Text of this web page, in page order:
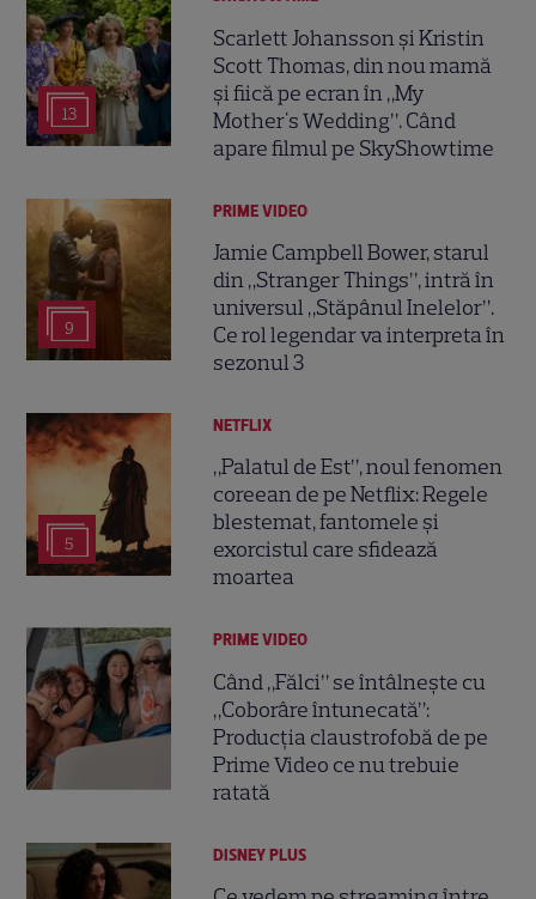
13
Scarlett Johansson și Kristin
Scott Thomas, din nou mamă
și fiică pe ecran în „My
Mother's Wedding”. Când
apare filmul pe SkyShowtime
9
PRIME VIDEO
Jamie Campbell Bower, starul
din „Stranger Things”, intră în
universul „Stăpânul Inelelor”.
Ce rol legendar va interpreta în
sezonul 3
5
NETFLIX
„Palatul de Est”, noul fenomen
coreean de pe Netflix: Regele
blestemat, fantomele și
exorcistul care sfidează
moartea
PRIME VIDEO
Când „Fălci” se întâlnește cu
„Coborâre întunecată”:
Producția claustrofobă de pe
Prime Video ce nu trebuie
ratată
DISNEY PLUS